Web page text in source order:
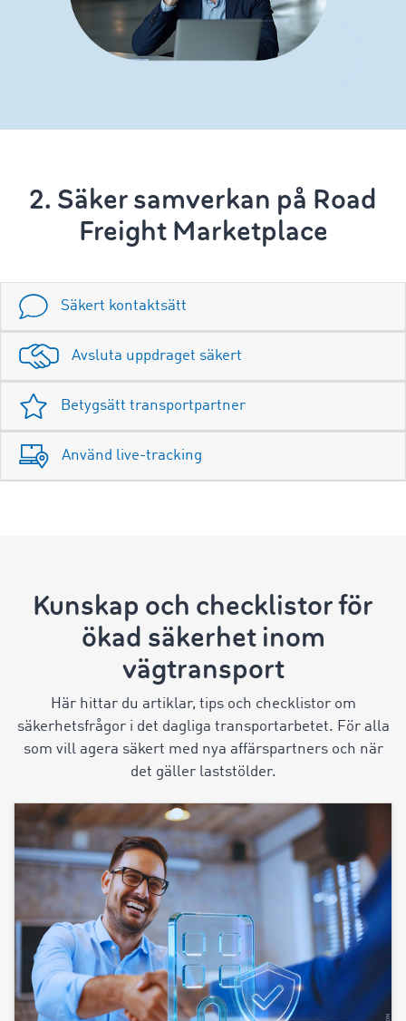
2. Säker samverkan på Road
Freight Marketplace
Säkert kontaktsätt
Avsluta uppdraget säkert
Betygsätt transportpartner
Använd live-tracking
Kunskap och checklistor för
ökad säkerhet inom
vägtransport
Här hittar du artiklar, tips och checklistor om
säkerhetsfrågor i det dagliga transportarbetet. För alla
som vill agera säkert med nya affärspartners och när
det gäller laststölder.